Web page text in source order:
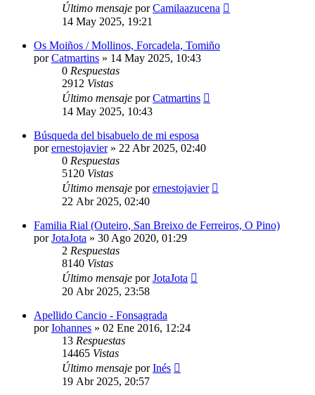
Último mensaje porCamilaazucena
14 May 2025, 19:21
Os Moiños / Mollinos, Forcadela, Tomiño
porCatmartins » 14 May 2025, 10:43
0 Respuestas
2912 Vistas
Último mensaje porCatmartins
14 May 2025, 10:43
Búsqueda del bisabuelo de mi esposa
porernestojavier» 22 Abr 2025, 02:40
0 Respuestas
5120 Vistas
Último mensaje porernestojavier
22 Abr 2025, 02:40
Familia Rial (Outeiro, San Breixo de Ferreiros, O Pino)
porJotaJota » 30 Ago 2020, 01:29
2 Respuestas
8140 Vistas
Último mensaje porJotaJota
20 Abr 2025, 23:58
Apellido Cancio - Fonsagrada
porIohannes » 02 Ene 2016, 12:24
13 Respuestas
14465 Vistas
Último mensaje porInés
19 Abr 2025, 20:57